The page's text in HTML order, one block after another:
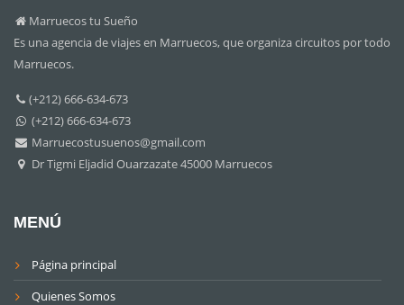
Marruecos tu Sueño
Es una agencia de viajes en Marruecos, que organiza circuitos por todo
Marruecos.
(+212) 666-634-673
(+212) 666-634-673
Marruecostusuenos@gmail.com
Dr Tigmi Eljadid Ouarzazate 45000 Marruecos
MENÚ
Página principal
Quienes Somos